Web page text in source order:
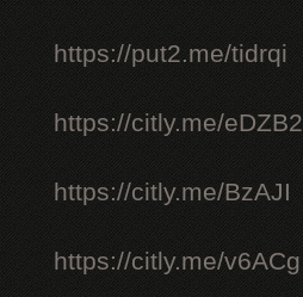
https://put2.me/tidrqi
https://citly.me/eDZB2
https://citly.me/BzAJI
https://citly.me/v6ACg